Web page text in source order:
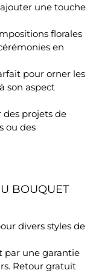
une touche
florales
en
pour orner les
son aspect
des projets de
ou des
BOUQUET
divers styles de
par une garantie
Retour gratuit